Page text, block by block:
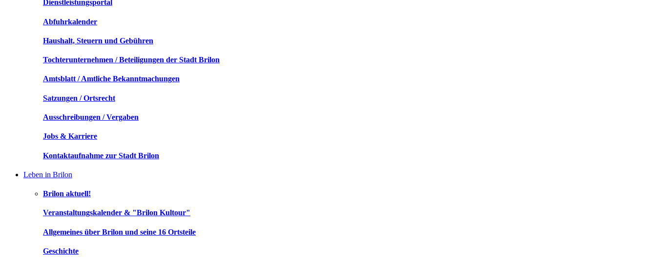
Dienstleistungsportal
Abfuhrkalender
Haushalt, Steuern und Gebühren
Tochterunternehmen / Beteiligungen der Stadt Brilon
Amtsblatt / Amtliche Bekanntmachungen
Satzungen / Ortsrecht
Ausschreibungen / Vergaben
Jobs & Karriere
Kontaktaufnahme zur Stadt Brilon
Leben in Brilon
Brilon aktuell!
Veranstaltungskalender & "Brilon Kultour"
Allgemeines über Brilon und seine 16 Ortsteile
Geschichte